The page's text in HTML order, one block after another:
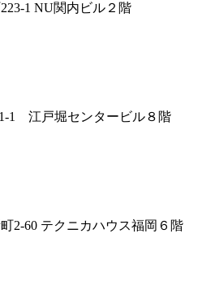
1 NU関内ビル２階
1 江戸堀センタービル８階
2-60 テクニカハウス福岡６階